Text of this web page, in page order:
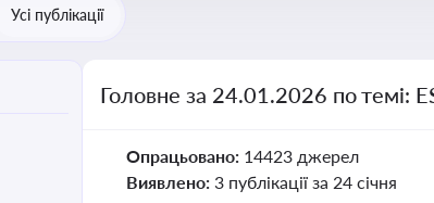
Усі публікації
Головне за 24.01.2026 по темі:
Опрацьовано: 14423 джерел
Виявлено: 3 публікації за 24 січня